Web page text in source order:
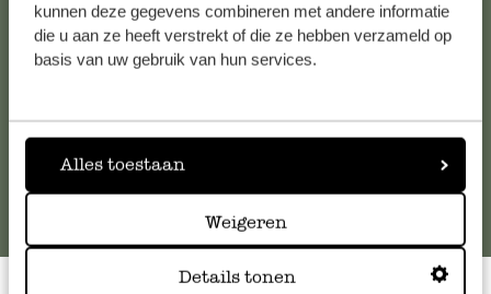
kunnen deze gegevens combineren met andere informatie
die u aan ze heeft verstrekt of die ze hebben verzameld op
basis van uw gebruik van hun services.
Alles toestaan
Weigeren
Details tonen
die Antworten aufhäufig gestellte Fragen.
Online-Kundenservice